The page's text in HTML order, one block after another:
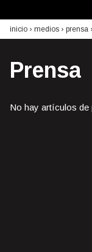
inicio › medios › prensa
Prensa
No hay artículos de